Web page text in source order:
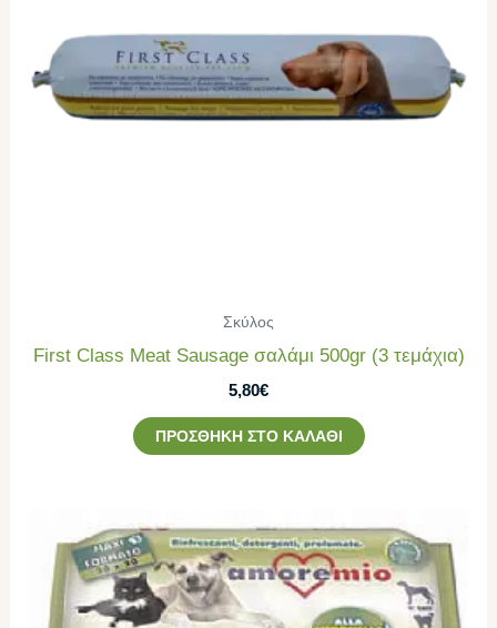
Σκύλος
First Class Meat Sausage σαλάμι 500gr (3 τεμάχια)
5,80€
ΠΡΟΣΘΉΚΗ ΣΤΟ ΚΑΛΆΘΙ